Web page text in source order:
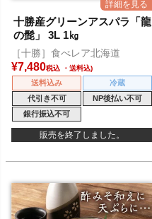
十勝産グリーンアスパラ「龍
の髭」 3L 1㎏
［十勝］食べレア北海道
¥7,480税込
送料込み
冷蔵
代引き不可
NP後払い不可
銀行振込不可
販売を終了しました。